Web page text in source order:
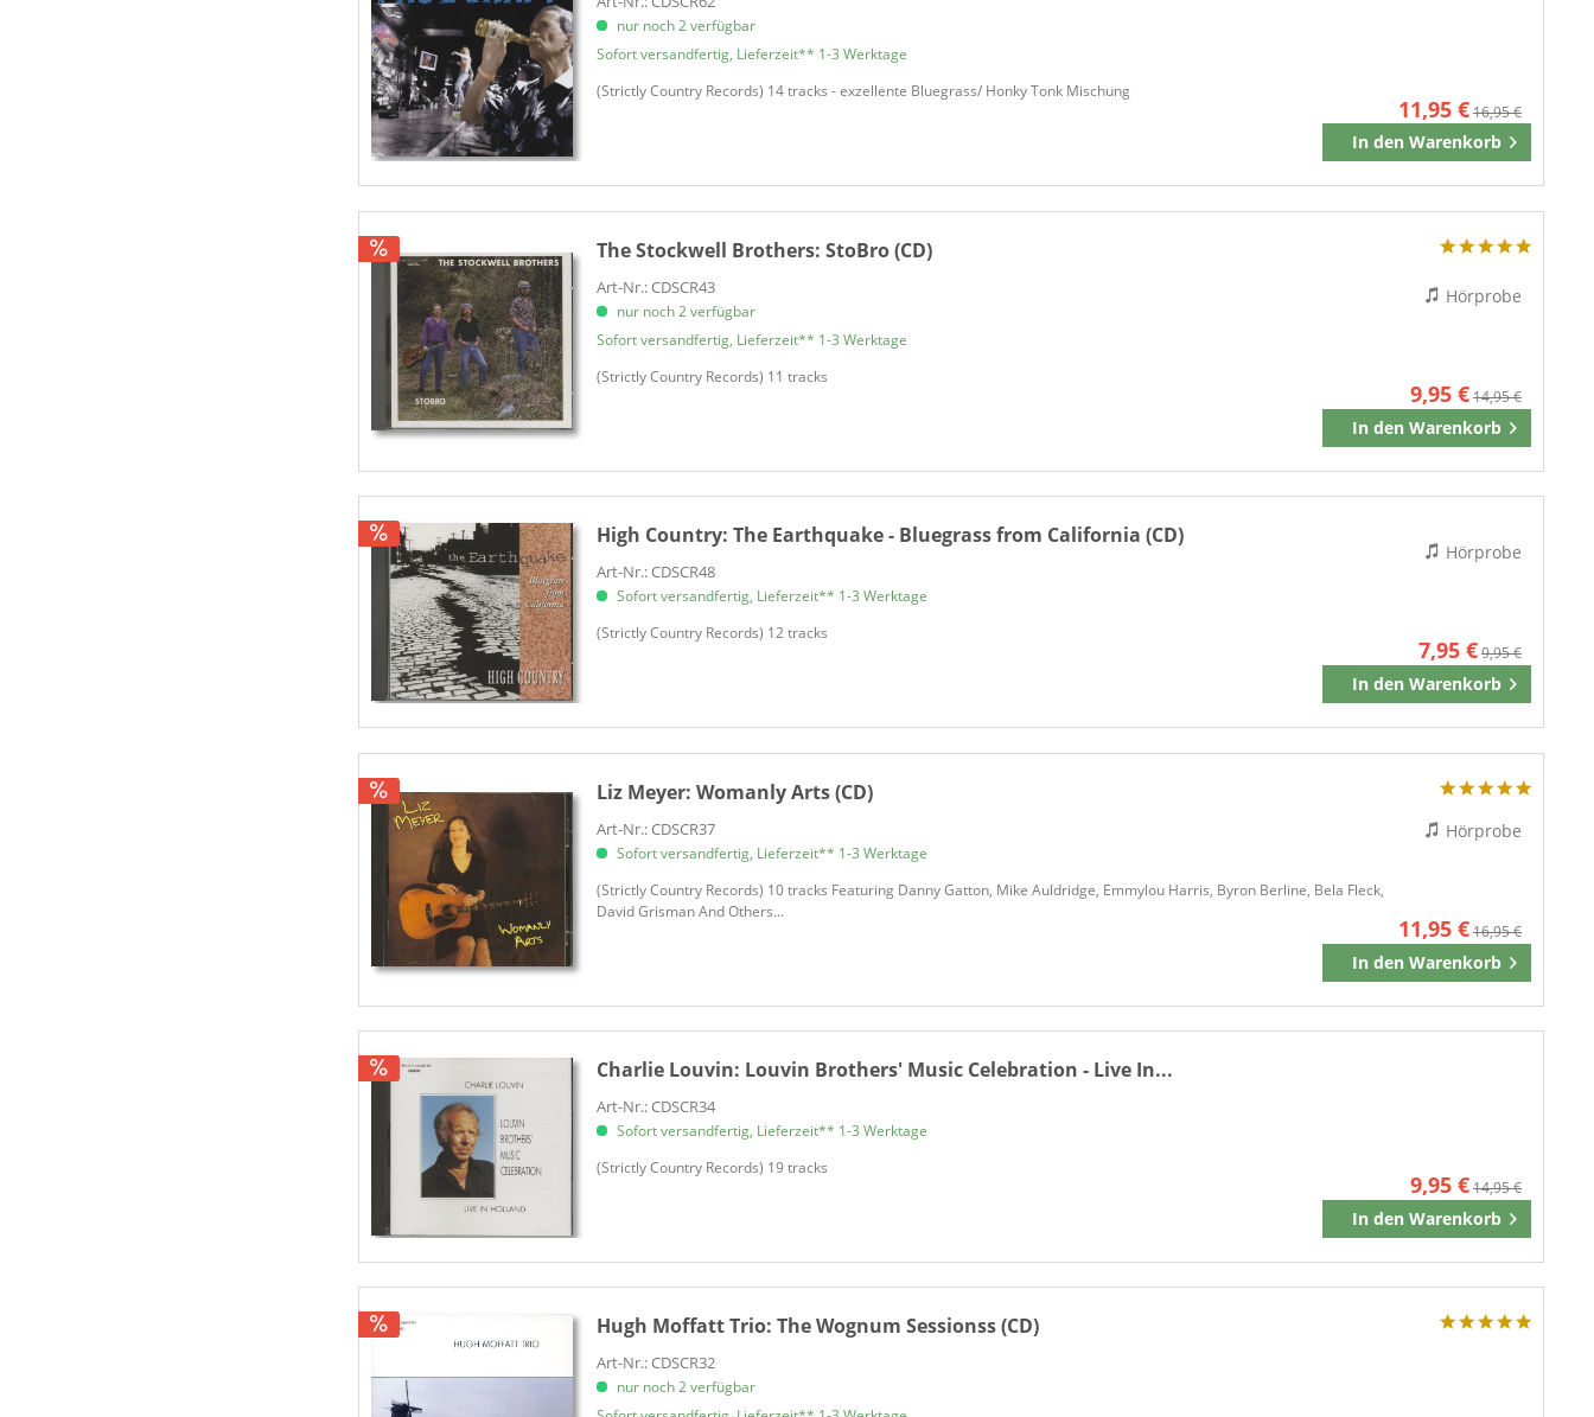
Kahn, Si
Laurel Canyon Ramblers
Louvin, Charlie
MacLeod, Maxine
Meyer, Liz
Moffatt, Katy
Nelson, Willie
Nozero, Larry
Olney, David
Outline
Paul, Billy
Sheer, Tommy
Skjelnes, Egil & Dag Wolf
Smith, Big Bill
Stockwell Brothers
Strunk, Jud
Taylor, Chip & Carrie Rodrigue
Thile, Chris
Tucker, Leslie
Ufton, Ken
Various
OGDEN PRODUCTIONS
PHILO
STRICTLY COUNTRY
Zanbeck Sound Productions
nur noch 2 verfügbar
Sofort versandfertig, Lieferzeit** 1-3 Werktage
(Strictly Country Records) 14 tracks - exzellente Bluegrass/ Honky Tonk Mischung
11,95 €16,95 €
In den Warenkorb
Merken
The Stockwell Brothers: StoBro (CD)
Art-Nr.: CDSCR43
nur noch 2 verfügbar
Sofort versandfertig, Lieferzeit** 1-3 Werktage
(Strictly Country Records) 11 tracks
9,95 €14,95 €
In den Warenkorb
Merken
Hörprobe
High Country: The Earthquake - Bluegrass from California (CD)
Art-Nr.: CDSCR48
Sofort versandfertig, Lieferzeit** 1-3 Werktage
(Strictly Country Records) 12 tracks
7,95 €9,95 €
In den Warenkorb
Merken
Hörprobe
Liz Meyer: Womanly Arts (CD)
Art-Nr.: CDSCR37
Sofort versandfertig, Lieferzeit** 1-3 Werktage
(Strictly Country Records) 10 tracks Featuring Danny Gatton, Mike Auldridge, Emmylou Harris, Byron Berline, Bela Fleck,
David Grisman And Others...
11,95 €16,95 €
In den Warenkorb
Merken
Hörprobe
Charlie Louvin: Louvin Brothers' Music Celebration - Live In...
Art-Nr.: CDSCR34
Sofort versandfertig, Lieferzeit** 1-3 Werktage
(Strictly Country Records) 19 tracks
9,95 €14,95 €
In den Warenkorb
Merken
Hugh Moffatt Trio: The Wognum Sessionss (CD)
Art-Nr.: CDSCR32
nur noch 2 verfügbar